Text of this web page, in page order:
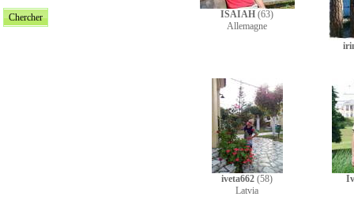
ISAIAH (63)
Allemagne
iveta662 (58)
Latvia